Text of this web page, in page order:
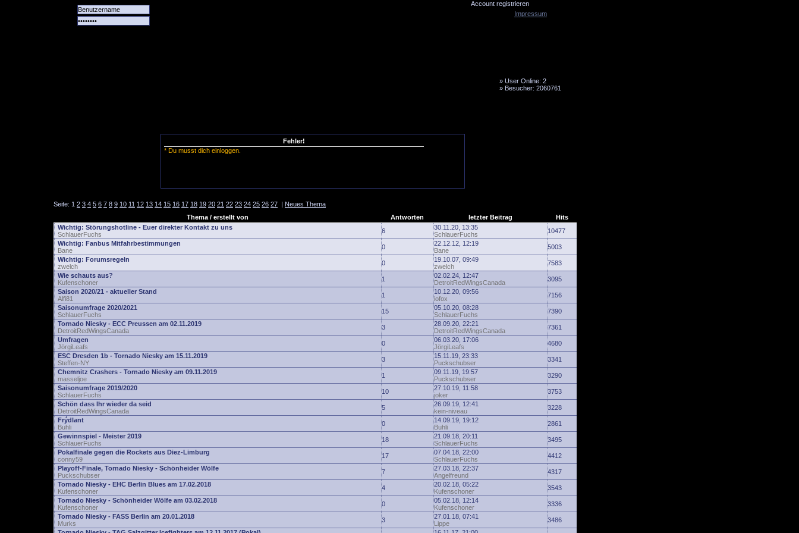
Account registrieren
» User Online: 2
» Besucher: 2060761
Fehler!
* Du musst dich einloggen.
Seite: 1 2 3 4 5 6 7 8 9 10 11 12 13 14 15 16 17 18 19 20 21 22 23 24 25 26 27 | Neues Thema
Thema / erstellt von
Antworten letzter Beitrag
Hits
Wichtig: Störungshotline - Euer direkter Kontakt zu uns
SchlauerFuchs
6
30.11.20, 13:35
SchlauerFuchs
10477
Wichtig: Fanbus Mitfahrbestimmungen
Bane
0
22.12.12, 12:19
Bane
5003
Wichtig: Forumsregeln
zwelch
0
19.10.07, 09:49
zwelch
7583
Wie schauts aus?
Kufenschoner
1
02.02.24, 12:47
DetroitRedWingsCanada
3095
Saison 2020/21 - aktueller Stand
Alfi81
1
10.12.20, 09:56
iofox
7156
Saisonumfrage 2020/2021
SchlauerFuchs
15
05.10.20, 08:28
SchlauerFuchs
7390
Tornado Niesky - ECC Preussen am 02.11.2019
DetroitRedWingsCanada
3
28.09.20, 22:21
DetroitRedWingsCanada
7361
Umfragen
JörgiLeafs
0
06.03.20, 17:06
JörgiLeafs
4680
ESC Dresden 1b - Tornado Niesky am 15.11.2019
Steffen-NY
3
15.11.19, 23:33
Puckschubser
3341
Chemnitz Crashers - Tornado Niesky am 09.11.2019
masseljoe
1
09.11.19, 19:57
Puckschubser
3290
Saisonumfrage 2019/2020
SchlauerFuchs
10
27.10.19, 11:58
joker
3753
Schön dass Ihr wieder da seid
DetroitRedWingsCanada
5
26.09.19, 12:41
kein-niveau
3228
Frýdlant
Buhli
0
14.09.19, 19:12
Buhli
2861
Gewinnspiel - Meister 2019
SchlauerFuchs
18
21.09.18, 20:11
SchlauerFuchs
3495
Pokalfinale gegen die Rockets aus Diez-Limburg
conny59
17
07.04.18, 22:00
SchlauerFuchs
4412
Playoff-Finale, Tornado Niesky - Schönheider Wölfe
Puckschubser
7
27.03.18, 22:37
Angelfreund
4317
Tornado Niesky - EHC Berlin Blues am 17.02.2018
Kufenschoner
4
20.02.18, 05:22
Kufenschoner
3543
Tornado Niesky - Schönheider Wölfe am 03.02.2018
Kufenschoner
0
05.02.18, 12:14
Kufenschoner
3336
Tornado Niesky - FASS Berlin am 20.01.2018
Murks
3
27.01.18, 07:41
Lippe
3486
Impressum